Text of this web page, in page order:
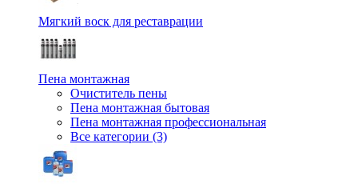
Мягкий воск для реставрации
Пена монтажная
Очиститель пены
Пена монтажная бытовая
Пена монтажная профессиональная
Все категории (3)